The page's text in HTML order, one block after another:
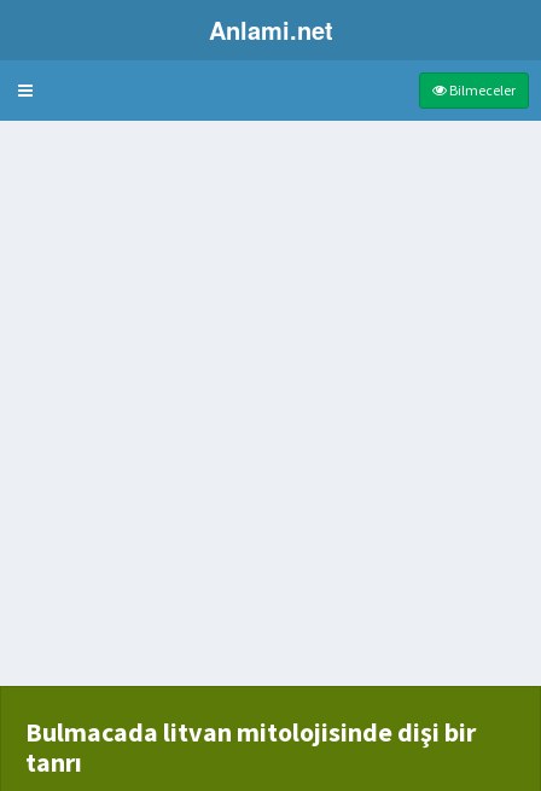
Anlami.net
Bulmaca Bilmeceler
Bulmacada litvan mitolojisinde dişi bir
tanrı